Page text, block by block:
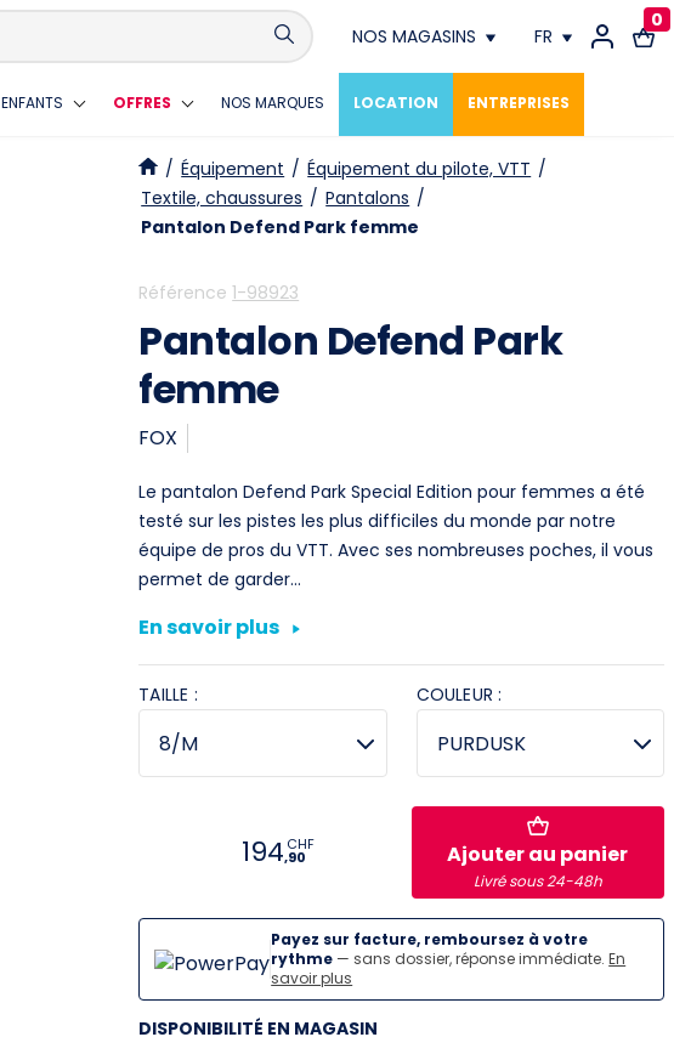
NOS MAGASINS
Conthey
Crissier
Fribourg
Lausanne
Vevey
Stromer Concept Store
FR
FR
DE
0
ENFANTS OFFRES NOS MARQUES LOCATION ENTREPRISES
/ Équipement / Équipement du pilote, VTT /
Textile, chaussures / Pantalons /
Pantalon Defend Park femme
Référence 1-98923
Pantalon Defend Park
femme
FOX
Le pantalon Defend Park Special Edition pour femmes a été
testé sur les pistes les plus difficiles du monde par notre
équipe de pros du VTT. Avec ses nombreuses poches, il vous
permet de garder…
En savoir plus
TAILLE : COULEUR :
194,90
CHF Ajouter au panier
Livré sous 24-48h
Payez sur facture, remboursez à votre
rythme — sans dossier, réponse immédiate.En
savoir plus
DISPONIBILITÉ EN MAGASIN